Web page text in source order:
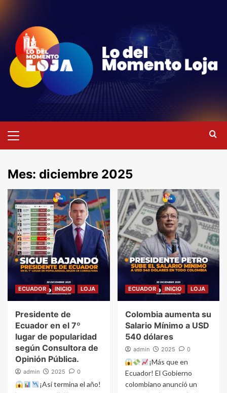
contenido
primario
Mes: diciembre 2025
ECUADOR INICIO LOJA
Presidente de
Ecuador en el 7º
lugar de popularidad
según Consultora de
Opinión Pública.
admin 2025 0
¡Así termina el año!
ECUADOR INICIO LOJA
Colombia aumenta su
Salario Mínimo a USD
540 dólares
admin 2025 0
¡Más que en
Ecuador! El Gobierno
colombiano anunció un